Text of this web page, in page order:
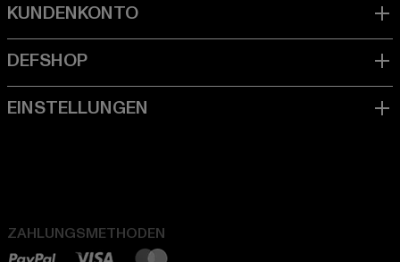
ZAHLUNGSMETHODEN